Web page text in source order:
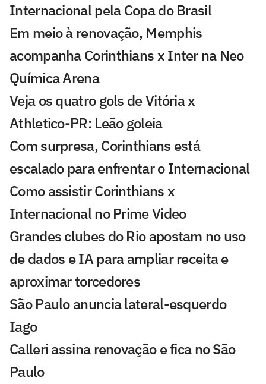
Internacional pela Copa do Brasil
Em meio à renovação, Memphis
acompanha Corinthians x Inter na Neo
Química Arena
Veja os quatro gols de Vitória x
Athletico-PR: Leão goleia
Com surpresa, Corinthians está
escalado para enfrentar o Internacional
Como assistir Corinthians x
Internacional no Prime Video
Grandes clubes do Rio apostam no uso
de dados e IA para ampliar receita e
aproximar torcedores
São Paulo anuncia lateral-esquerdo
Iago
Calleri assina renovação e fica no São
Paulo